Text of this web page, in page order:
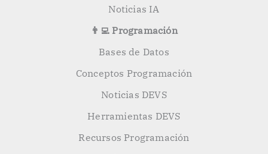
Noticias IA
👨‍💻 Programación
Bases de Datos
Conceptos Programación
Noticias DEVS
Herramientas DEVS
Recursos Programación